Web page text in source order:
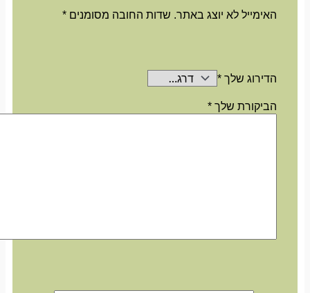
האימייל לא יוצג באתר. שדות החובה מסומנים*
הדירוג שלך*
הביקורת שלך*